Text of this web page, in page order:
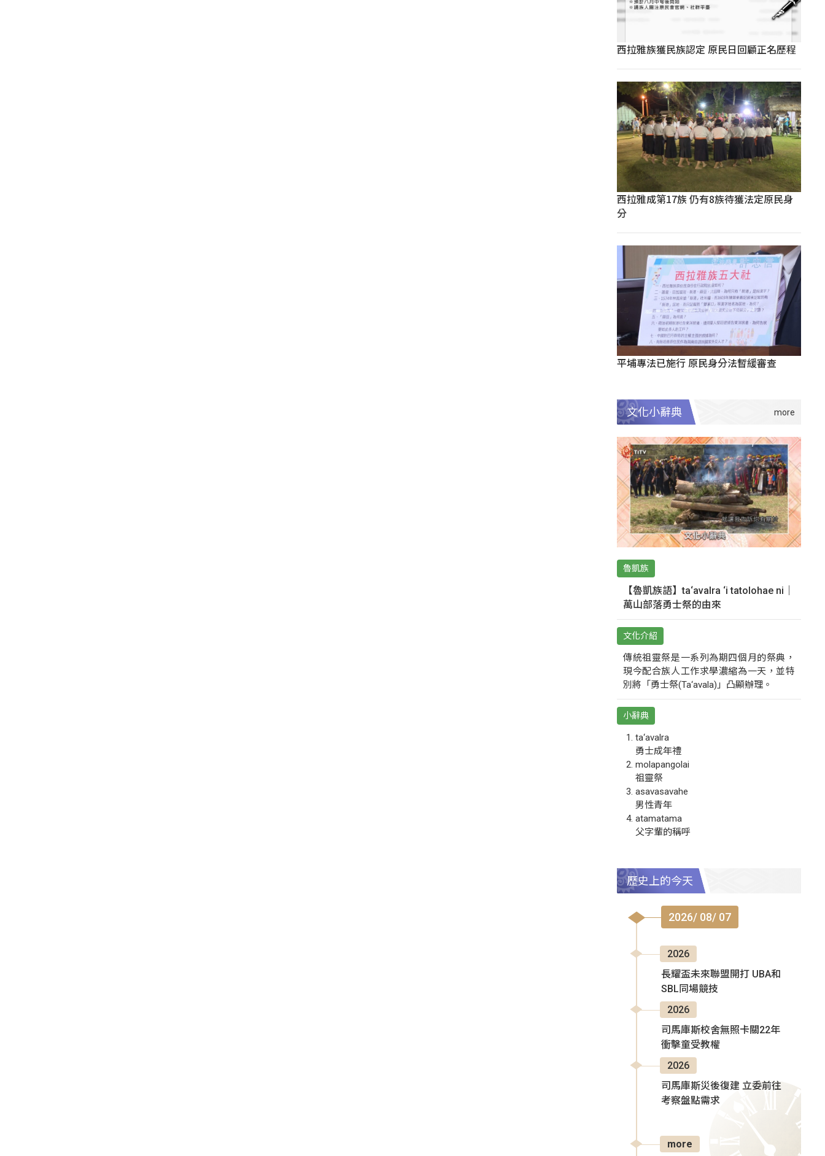
西拉雅族獲民族認定 原民日回顧正名歷程
西拉雅成第17族 仍有8族待獲法定原民身
分
平埔專法已施行 原民身分法暫緩審查
文化小辭典
魯凱族
【魯凱族語】ta‘avalra ‘i tatolohae ni｜
萬山部落勇士祭的由來
文化介紹
傳統祖靈祭是一系列為期四個月的祭典，
現今配合族人工作求學濃縮為一天，並特
別將「勇士祭(Ta‘avala)」凸顯辦理。
小辭典
ta‘avalra
勇士成年禮
molapangolai
祖靈祭
asavasavahe
男性青年
atamatama
父字輩的稱呼
歷史上的今天
2026/ 08/ 07
2026
長耀盃未來聯盟開打 UBA和
SBL同場競技
2026
司馬庫斯校舍無照卡關22年
衝擊童受教權
2026
司馬庫斯災後復建 立委前往
考察盤點需求
more